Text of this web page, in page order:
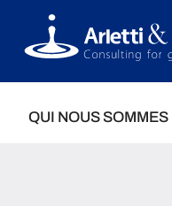
QUI NOUS SOMMES